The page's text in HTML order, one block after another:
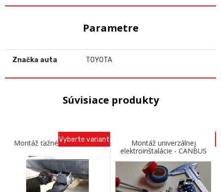
Parametre
Značka auta TOYOTA
Súvisiace produkty
Montáž ťažného zariadenia
Vyberte variant
Montáž univerzálnej
elektroinštalácie - CANBUS